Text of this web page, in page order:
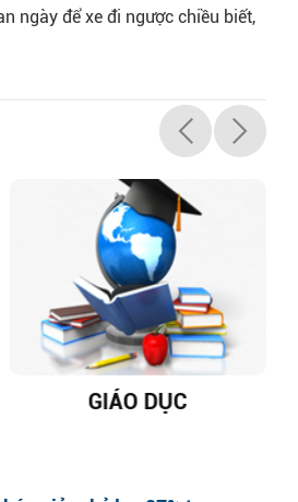
ngày để xe đi ngược chiều biết,
GIÁO DỤC